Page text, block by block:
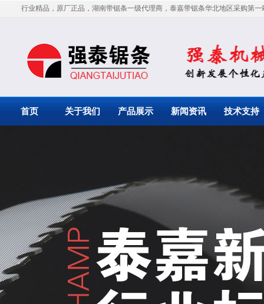
行业精品，原厂正品，湖南带锯条一级代理商，泰嘉带锯条华北地区采购第一
首页 关于我们 产品展示 新闻资讯 技术支持